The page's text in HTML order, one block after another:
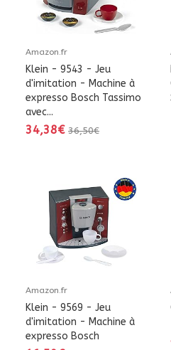
Amazon.fr
Klein - 9543 - Jeu
d'imitation - Machine à
expresso Bosch Tassimo
avec...
34,38€ 36,50€
Amazon.fr
Klein - 9569 - Jeu
d'imitation - Machine à
expresso Bosch